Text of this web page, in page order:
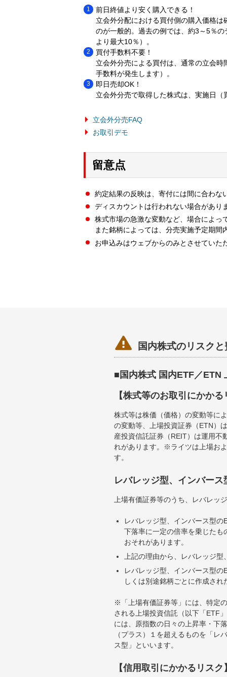
前日終値より安く購入できる！
立会外分配における買付側の購入価格
のが一般的。過去の例では、約3～5％
より最大10％）。
買付手数料不要！
立会外分売による買付は、通常の立会
手数料が発生します）。
即日売却OK！
立会外分売で取得した株式は、実施日
立会外分売FAQ
お取引デモ
留意点
約定結果の反映は、寄付には間に合わな
ディスカウントは行われない場合があり
株式市場の急激な変動など、場合によっ
また銘柄によっては、分売実施予定期
お申込みはウェブからのみとさせていた
 国内株式のリスク
■国内株式 国内ETF／ETN
【株式等のお取引にかか
株式等は株価（価格）の変動等に
の変動等、上場投資証券（ETN）
産投資信託証券（REIT）は運用不
れがあります。※ライツは上場お
す。
レバレッジ型、インバー
上場有価証券等のうち、レバレ
レバレッジ型、インバース型
下落率に一定の倍率を乗じた
おそれがあります。
上記の理由から、レバレッジ
レバレッジ型、インバース型
しくは別途銘柄ごとに作成さ
※「上場有価証券等」には、特定
される上場投資信託（以下「ETF
には、原指数の日々の上昇率・下
（プラス）１を超えるものを「
ス型」といいます。
【信用取引にかかるリスク